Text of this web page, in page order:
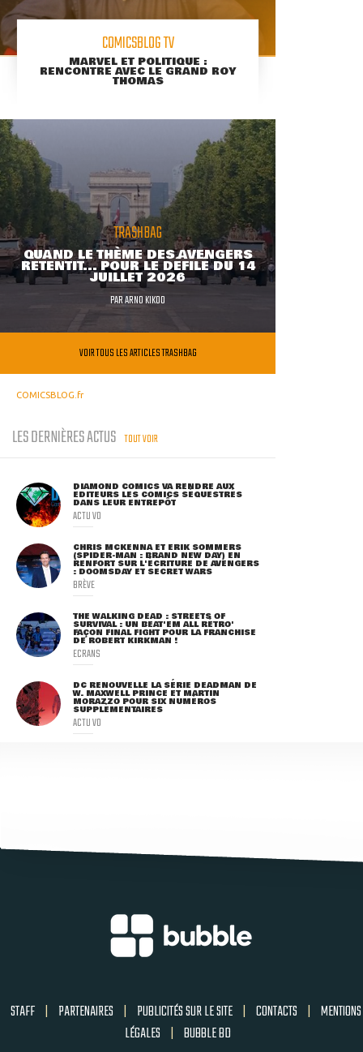
COMICSBLOG TV
MARVEL ET POLITIQUE :
RENCONTRE AVEC LE GRAND ROY
THOMAS
TRASHBAG
QUAND LE THÈME DES AVENGERS
RETENTIT... POUR LE DÉFILÉ DU 14
JUILLET 2026
PARARNO KIKOO
VOIR TOUS LES ARTICLES TRASHBAG
COMICSBLOG.fr
LES DERNIÈRES ACTUS TOUT VOIR
DIAMOND COMICS VA RENDRE AUX
ÉDITEURS LES COMICS SÉQUESTRÉS
DANS LEUR ENTREPÔT
ACTU VO
CHRIS MCKENNA ET ERIK SOMMERS
(SPIDER-MAN : BRAND NEW DAY) EN
RENFORT SUR L'ÉCRITURE DE AVENGERS
: DOOMSDAY ET SECRET WARS
BRÈVE
THE WALKING DEAD : STREETS OF
SURVIVAL : UN BEAT'EM ALL RÉTRO'
FAÇON FINAL FIGHT POUR LA FRANCHISE
DE ROBERT KIRKMAN !
ECRANS
DC RENOUVELLE LA SÉRIE DEADMAN DE
W. MAXWELL PRINCE ET MARTIN
MORAZZO POUR SIX NUMÉROS
SUPPLÉMENTAIRES
ACTU VO
STAFF | PARTENAIRES | PUBLICITÉS SUR LE SITE | CONTACTS | MENTIONS
LÉGALES | BUBBLE BD